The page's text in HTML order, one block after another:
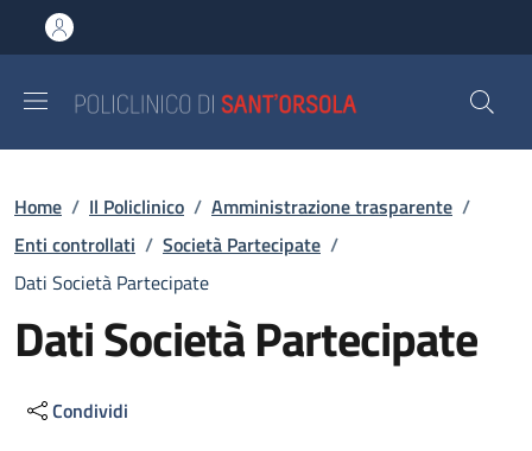
al contenuto principale
to footer content
Briciole di pane
Home / Il Policlinico / Amministrazione trasparente /
Enti controllati / Società Partecipate /
Dati Società Partecipate
Dati Società Partecipate
Condividi